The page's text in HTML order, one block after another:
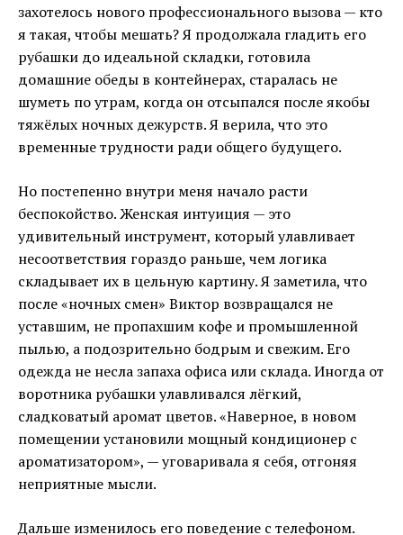
захотелось нового профессионального вызова — кто
я такая, чтобы мешать? Я продолжала гладить его
рубашки до идеальной складки, готовила
домашние обеды в контейнерах, старалась не
шуметь по утрам, когда он отсыпался после якобы
тяжёлых ночных дежурств. Я верила, что это
временные трудности ради общего будущего.
Но постепенно внутри меня начало расти
беспокойство. Женская интуиция — это
удивительный инструмент, который улавливает
несоответствия гораздо раньше, чем логика
складывает их в цельную картину. Я заметила, что
после «ночных смен» Виктор возвращался не
уставшим, не пропахшим кофе и промышленной
пылью, а подозрительно бодрым и свежим. Его
одежда не несла запаха офиса или склада. Иногда от
воротника рубашки улавливался лёгкий,
сладковатый аромат цветов. «Наверное, в новом
помещении установили мощный кондиционер с
ароматизатором», — уговаривала я себя, отгоняя
неприятные мысли.
Дальше изменилось его поведение с телефоном.